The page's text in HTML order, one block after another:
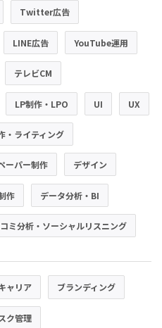
Twitter広告
LINE広告 YouTube運用
テレビCM
LP制作・LPO UI UX
・ライティング
ーパー制作 デザイン
作 データ分析・BI
ミ分析・ソーシャルリスニング
ャリア ブランディング
ク管理